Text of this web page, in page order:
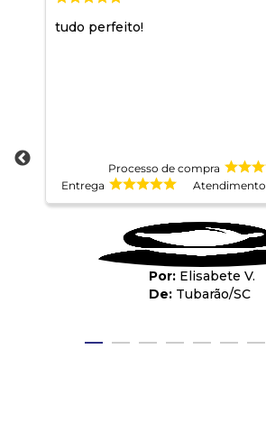
tudo perfeito!
Processo de compra
Entrega
Atendimento
Elisabete V.
Tubarão/SC